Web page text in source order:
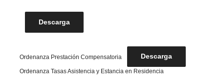
Descarga
Ordenanza Prestación Compensatoria Descarga
Ordenanza Tasas Asistencia y Estancia en Residencia